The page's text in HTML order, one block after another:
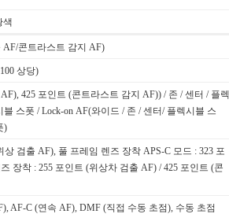
색
콘트라스트 감지 AF)
상당)
425 포인트 (콘트라스트 감지 AF)) / 존 / 센터 / 플렉
스폿 / Lock-on AF(와이드 / 존 / 센터/ 플렉시블 스
)
상 검출 AF), 풀 프레임 렌즈 장착 APS-C 모드 : 323 포
장착 : 255 포인트 (위상차 검출 AF) / 425 포인트 (콘
AF-C (연속 AF), DMF (직접 수동 초점), 수동 초점